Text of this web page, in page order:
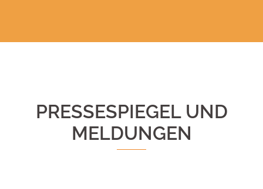
PRESSESPIEGEL UND
MELDUNGEN